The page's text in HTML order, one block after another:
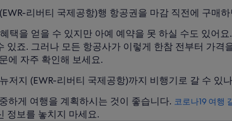
리버티 국제공항)행 항공권을 마감 직전에 구매
택을 얻을 수 있지만 아예 예약을 못 하실 수도 있어
죠. 그러나 모든 항공사가 이렇게 한참 전부터 가격
에 자주 확인해 보세요.
저지 (EWR-리버티 국제공항)까지 비행기로 갈 수 있
하게 여행을 계획하시는 것이 좋습니다. 코로나19 여행
정보를 놓치지 마세요.